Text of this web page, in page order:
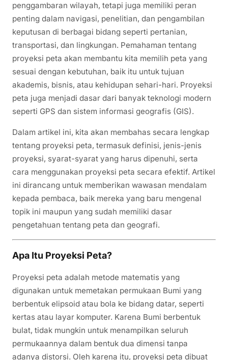
penggambaran wilayah, tetapi juga memiliki peran
penting dalam navigasi, penelitian, dan pengambilan
keputusan di berbagai bidang seperti pertanian,
transportasi, dan lingkungan. Pemahaman tentang
proyeksi peta akan membantu kita memilih peta yang
sesuai dengan kebutuhan, baik itu untuk tujuan
akademis, bisnis, atau kehidupan sehari-hari. Proyeksi
peta juga menjadi dasar dari banyak teknologi modern
seperti GPS dan sistem informasi geografis (GIS).
Dalam artikel ini, kita akan membahas secara lengkap
tentang proyeksi peta, termasuk definisi, jenis-jenis
proyeksi, syarat-syarat yang harus dipenuhi, serta
cara menggunakan proyeksi peta secara efektif. Artikel
ini dirancang untuk memberikan wawasan mendalam
kepada pembaca, baik mereka yang baru mengenal
topik ini maupun yang sudah memiliki dasar
pengetahuan tentang peta dan geografi.
Apa Itu Proyeksi Peta?
Proyeksi peta adalah metode matematis yang
digunakan untuk memetakan permukaan Bumi yang
berbentuk elipsoid atau bola ke bidang datar, seperti
kertas atau layar komputer. Karena Bumi berbentuk
bulat, tidak mungkin untuk menampilkan seluruh
permukaannya dalam bentuk dua dimensi tanpa
adanya distorsi. Oleh karena itu, proyeksi peta dibuat